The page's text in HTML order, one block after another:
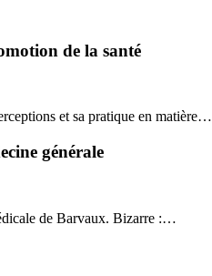
de la santé
et sa pratique en matière…
générale
de Barvaux. Bizarre :…